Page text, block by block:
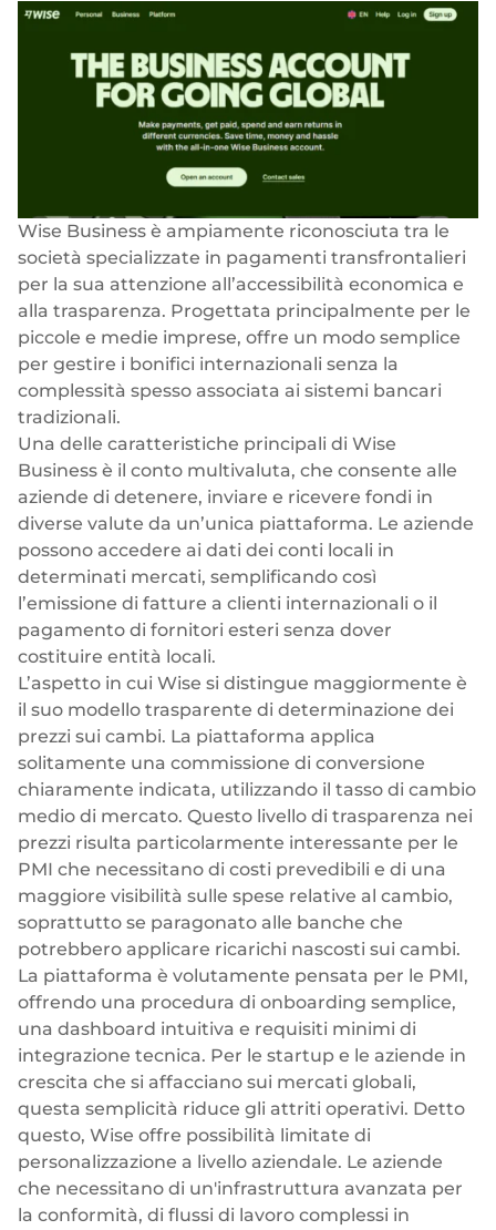
Wise Business è ampiamente riconosciuta tra le
società specializzate in pagamenti transfrontalieri
per la sua attenzione all’accessibilità economica e
alla trasparenza. Progettata principalmente per le
piccole e medie imprese, offre un modo semplice
per gestire i bonifici internazionali senza la
complessità spesso associata ai sistemi bancari
tradizionali.
Una delle caratteristiche principali di Wise
Business è il conto multivaluta, che consente alle
aziende di detenere, inviare e ricevere fondi in
diverse valute da un’unica piattaforma. Le aziende
possono accedere ai dati dei conti locali in
determinati mercati, semplificando così
l’emissione di fatture a clienti internazionali o il
pagamento di fornitori esteri senza dover
costituire entità locali.
L’aspetto in cui Wise si distingue maggiormente è
il suo modello trasparente di determinazione dei
prezzi sui cambi. La piattaforma applica
solitamente una commissione di conversione
chiaramente indicata, utilizzando il tasso di cambio
medio di mercato. Questo livello di trasparenza nei
prezzi risulta particolarmente interessante per le
PMI che necessitano di costi prevedibili e di una
maggiore visibilità sulle spese relative al cambio,
soprattutto se paragonato alle banche che
potrebbero applicare ricarichi nascosti sui cambi.
La piattaforma è volutamente pensata per le PMI,
offrendo una procedura di onboarding semplice,
una dashboard intuitiva e requisiti minimi di
integrazione tecnica. Per le startup e le aziende in
crescita che si affacciano sui mercati globali,
questa semplicità riduce gli attriti operativi. Detto
questo, Wise offre possibilità limitate di
personalizzazione a livello aziendale. Le aziende
che necessitano di un'infrastruttura avanzata per
la conformità, di flussi di lavoro complessi in